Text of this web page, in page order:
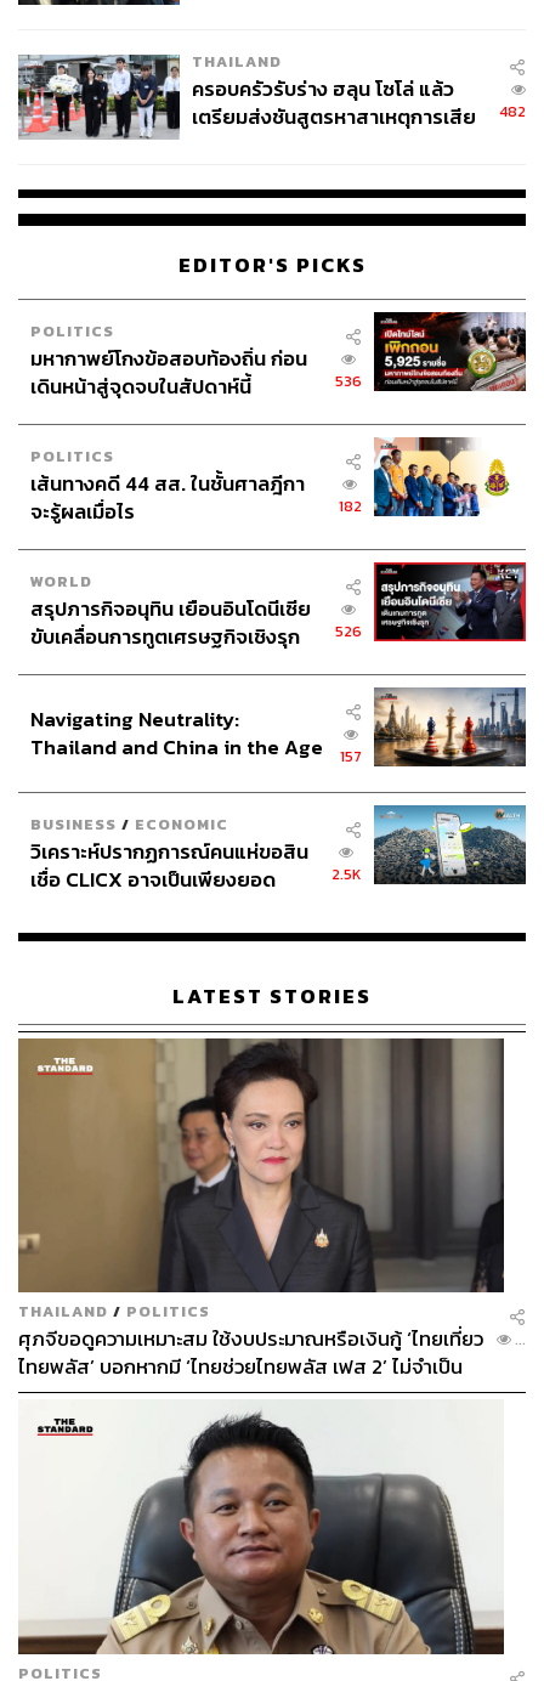
THAILAND
ครอบครัวรับร่าง ฮลุน โซโล่ แล้ว
เตรียมส่งชันสูตรหาสาเหตุการเสีย
482
EDITOR'S PICKS
POLITICS
มหากาพย์โกงข้อสอบท้องถิ่น ก่อน
เดินหน้าสู่จุดจบในสัปดาห์นี้
536
POLITICS
เส้นทางคดี 44 สส. ในชั้นศาลฎีกา
จะรู้ผลเมื่อไร
182
WORLD
สรุปภารกิจอนุทิน เยือนอินโดนีเซีย
ขับเคลื่อนการทูตเศรษฐกิจเชิงรุก
526
Navigating Neutrality:
Thailand and China in the Age
157
BUSINESS / ECONOMIC
วิเคราะห์ปรากฏการณ์คนแห่ขอสิน
เชื่อ CLICX อาจเป็นเพียงยอด
เรือนไทยที่ถูกซุกไว้
2.5K
LATEST STORIES
THAILAND / POLITICS
ศุภจีขอดูความเหมาะสม ใช้งบประมาณหรือเงินกู้ ‘ไทยเที่ยว
ไทยพลัส’ บอกหากมี ‘ไทยช่วยไทยพลัส เฟส 2’ ไม่จำเป็น
ต้องออกพร้อมกัน
...
POLITICS